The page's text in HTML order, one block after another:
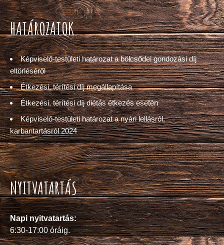
HATÁROZATOK
Képviselő-testületi határozat a bölcsődei gondozási díj
eltörléséről
Étkezési, térítési díj megállapítása
Étkezési, térítési díj diétás étkezés esetén
Képviselő-testületi határozat a nyári lellásról,
karbantartásról 2024
NYITVATARTÁS
Napi nyitvatartás:
6:30-17:00 óráig.